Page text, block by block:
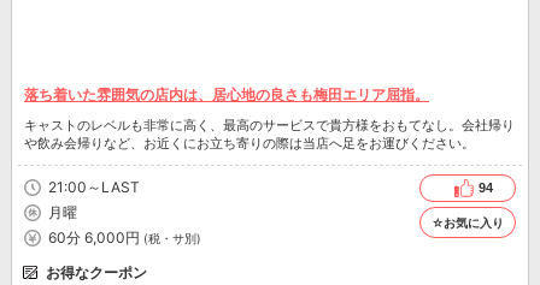
落ち着いた雰囲気の店内は、居心地の良さも梅田エリア屈指。
キャストのレベルも非常に高く、最高のサービスで貴方様をおもてなし。会社帰り
や飲み会帰りなど、お近くにお⽴ち寄りの際は当店へ⾜をお運びください。
21:00～LAST
月曜
60分 6,000円 (税・サ別)
94
☆お気に入り
お得なクーポン